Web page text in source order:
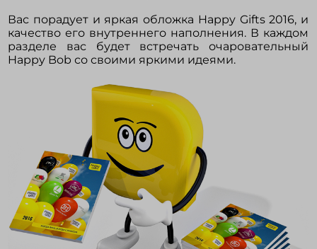
Вас порадует и яркая обложка Happy Gifts 2016, и
качество его внутреннего наполнения. В каждом
разделе вас будет встречать очаровательный
Happy Bob со своими яркими идеями.